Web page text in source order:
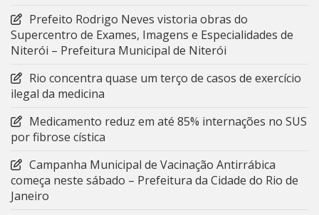
Prefeito Rodrigo Neves vistoria obras do
Supercentro de Exames, Imagens e Especialidades de
Niterói – Prefeitura Municipal de Niterói
Rio concentra quase um terço de casos de exercício
ilegal da medicina
Medicamento reduz em até 85% internações no SUS
por fibrose cística
Campanha Municipal de Vacinação Antirrábica
começa neste sábado – Prefeitura da Cidade do Rio de
Janeiro